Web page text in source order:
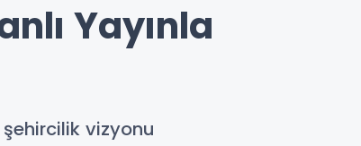
Yayınla
şehircilik vizyonu